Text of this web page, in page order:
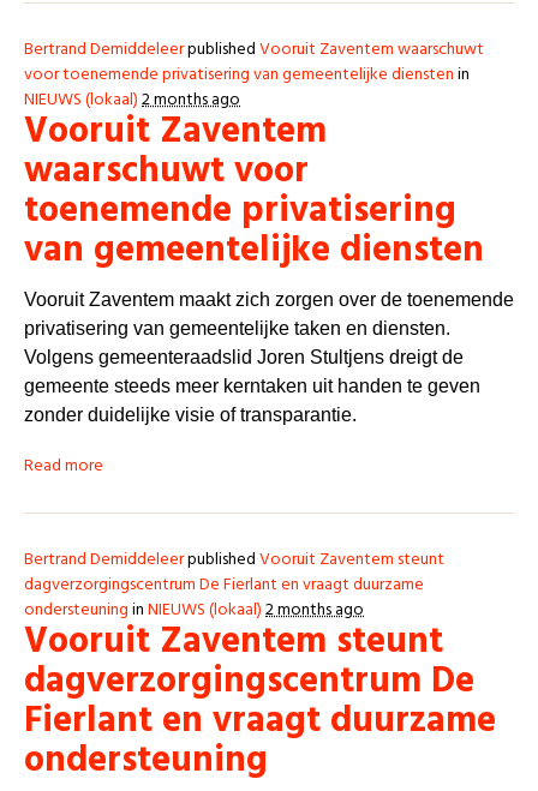
Bertrand DemiddeleerpublishedVooruit Zaventem waarschuwt
voor toenemende privatisering van gemeentelijke dienstenin
NIEUWS (lokaal)2 months ago
Vooruit Zaventem
waarschuwt voor
toenemende privatisering
van gemeentelijke diensten
Vooruit Zaventem maakt zich zorgen over de toenemende
privatisering van gemeentelijke taken en diensten.
Volgens gemeenteraadslid Joren Stultjens dreigt de
gemeente steeds meer kerntaken uit handen te geven
zonder duidelijke visie of transparantie.
Read more
Bertrand DemiddeleerpublishedVooruit Zaventem steunt
dagverzorgingscentrum De Fierlant en vraagt duurzame
ondersteuninginNIEUWS (lokaal)2 months ago
Vooruit Zaventem steunt
dagverzorgingscentrum De
Fierlant en vraagt duurzame
ondersteuning